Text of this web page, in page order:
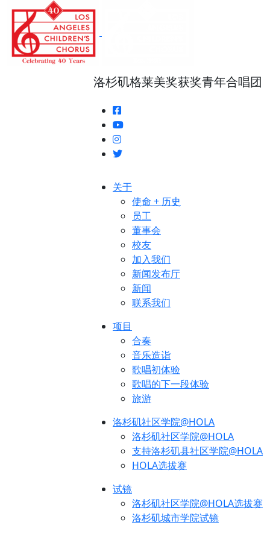
洛杉矶格莱美奖获奖青年合唱团
关于
使命 + 历史
员工
董事会
校友
加入我们
新闻发布厅
新闻
联系我们
项目
合奏
音乐造诣
歌唱初体验
歌唱的下一段体验
旅游
洛杉矶社区学院@HOLA
洛杉矶社区学院@HOLA
支持洛杉矶县社区学院@HOLA
HOLA选拔赛
试镜
洛杉矶社区学院@HOLA选拔赛
洛杉矶城市学院试镜